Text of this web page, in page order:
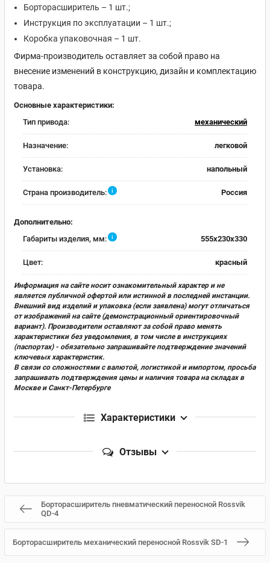
Борторасширитель – 1 шт.;
Инструкция по эксплуатации – 1 шт.;
Коробка упаковочная – 1 шт.
Фирма-производитель оставляет за собой право на
внесение изменений в конструкцию, дизайн и комплектацию
товара.
Основные характеристики:
Тип привода:
механический
Назначение: легковой
Установка: напольный
Страна производитель: i Россия
Дополнительно:
Габариты изделия, мм:
i 555x230x330
Цвет: красный
Информация на сайте носит ознакомительный характер и не
является публичной офертой или истинной в последней инстанции.
Внешний вид изделий и упаковка (если заявлена) могут отличаться
от изображений на сайте (демонстрационный ориентировочный
вариант). Производители оставляют за собой право менять
характеристики без уведомления, в том числе в инструкциях
(паспортах) - обязательно запрашивайте подтверждение значений
ключевых характеристик.
В связи со сложностями с валютой, логистикой и импортом, просьба
запрашивать подтверждения цены и наличия товара на складах в
Москве и Санкт-Петербурге
Характеристики
Отзывы
Борторасширитель пневматический переносной Rossvik
QD-4
Борторасширитель механический переносной Rossvik SD-1